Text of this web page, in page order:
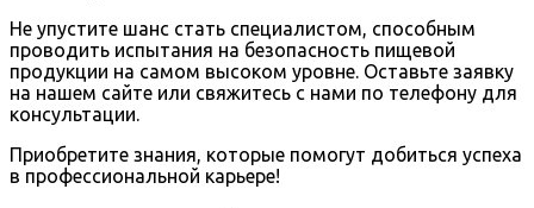
Не упустите шанс стать специалистом, способным
проводить испытания на безопасность пищевой
продукции на самом высоком уровне. Оставьте заявку
на нашем сайте или свяжитесь с нами по телефону для
консультации.
Приобретите знания, которые помогут добиться успеха
в профессиональной карьере!